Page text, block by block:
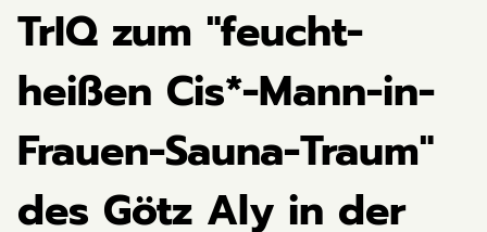
TrIQ zum "feucht-
heißen Cis*-Mann-in-
Frauen-Sauna-Traum"
des Götz Aly in der